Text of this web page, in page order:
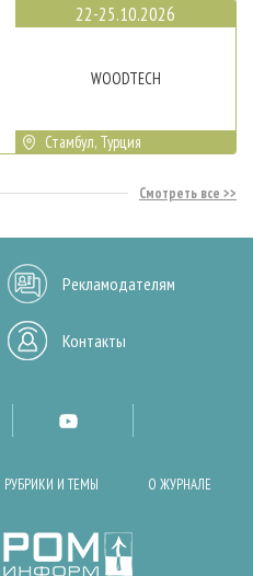
22-25.10.2026
WOODTECH
Стамбул, Турция
Смотреть все
Рекламодателям
Контакты
РУБРИКИ И ТЕМЫ О ЖУРНАЛЕ